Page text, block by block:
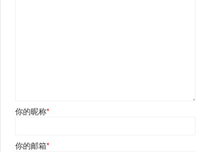
你的昵称*
你的邮箱*